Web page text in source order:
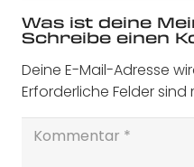
Was ist deine
Schreibe einen
Deine E-Mail-Adresse
Erforderliche Felder sind